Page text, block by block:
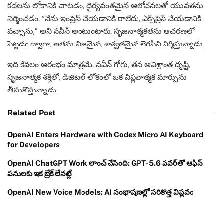
కథలను లోకానికి చాటడం, ధైర్యవంతమైన ఆలోచనలతో యువతను
నిర్మించడం. “నేను ఇంప్రెస్ చేయడానికి రాలేదు, ఎక్స్‌ప్రెస్ చేయడానికి
వచ్చాను,” అని నవీన్ అంటుంటారు. సృజనాత్మకతను ఆచరణలో
పెట్టడం ద్వారా, అతను నిజమైన, శాశ్వతమైన లెగసీని నిర్మిస్తున్నాడు.
ఇది కేవలం ఆరంభం మాత్రమే. నవీన్ గోగు, తన అవిశ్రాంత దృష్టి,
సృజనాత్మక శక్తితో, డిజిటల్ లోకంలో ఒక విప్లవాత్మక మార్పును
తీసుకొస్తున్నాడు.
Related Post
OpenAI Enters Hardware with Codex Micro AI Keyboard
for Developers
OpenAI ChatGPT Work లాంచ్ చేసింది: GPT-5.6 పవర్‌తో ఆఫీస్
పనులకు ఇక బ్రేక్ లేనట్లే
OpenAI New Voice Models: AI సంభాషణల్లో సరికొత్త విప్లవం